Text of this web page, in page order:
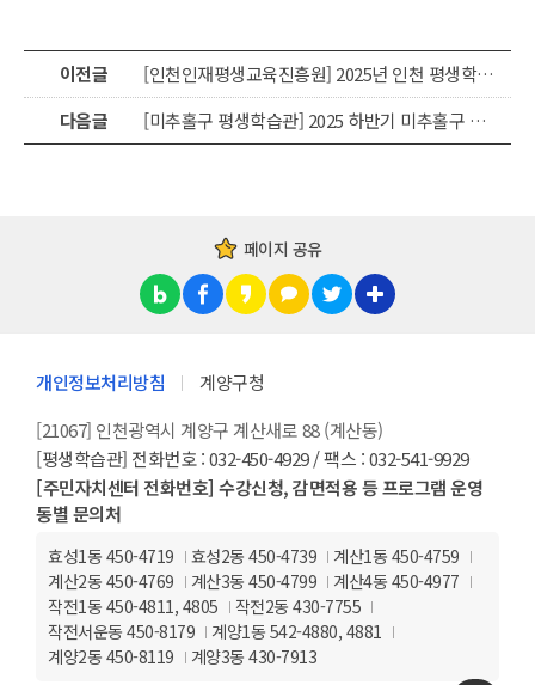
이전글
[인천인재평생교육진흥원] 2025년 인천 평생학습대상 & 유공자 표창 안내
다음글
[미추홀구 평생학습관] 2025 하반기 미추홀구 평생학습관 프로그램 수강생모집
페이지 공유
개인정보처리방침
계양구청
[21067] 인천광역시 계양구 계산새로 88 (계산동)
[평생학습관] 전화번호 : 032-450-4929 / 팩스 : 032-541-9929
[주민자치센터 전화번호] 수강신청, 감면적용 등 프로그램 운영
동별 문의처
효성1동 450-4719 효성2동 450-4739
계산1동 450-4759
계산2동 450-4769
계산3동 450-4799
계산4동 450-4977
작전1동 450-4811, 4805
작전2동 430-7755
작전서운동 450-8179
계양1동 542-4880, 4881
계양2동 450-8119
계양3동 430-7913